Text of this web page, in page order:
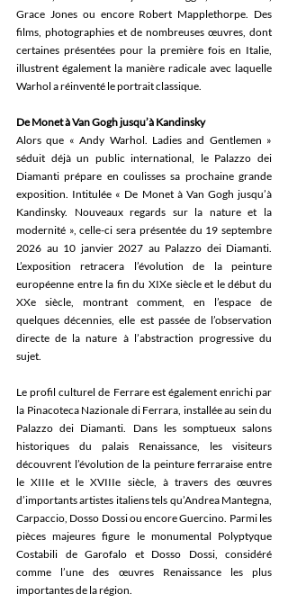
Grace Jones ou encore Robert Mapplethorpe. Des
films, photographies et de nombreuses œuvres, dont
certaines présentées pour la première fois en Italie,
illustrent également la manière radicale avec laquelle
Warhol a réinventé le portrait classique.
De Monet à Van Gogh jusqu’à Kandinsky
Alors que « Andy Warhol. Ladies and Gentlemen »
séduit déjà un public international, le Palazzo dei
Diamanti prépare en coulisses sa prochaine grande
exposition. Intitulée « De Monet à Van Gogh jusqu’à
Kandinsky. Nouveaux regards sur la nature et la
modernité », celle-ci sera présentée du 19 septembre
2026 au 10 janvier 2027 au Palazzo dei Diamanti.
L’exposition retracera l’évolution de la peinture
européenne entre la fin du XIXe siècle et le début du
XXe siècle, montrant comment, en l’espace de
quelques décennies, elle est passée de l’observation
directe de la nature à l’abstraction progressive du
sujet.
Le profil culturel de Ferrare est également enrichi par
la Pinacoteca Nazionale di Ferrara, installée au sein du
Palazzo dei Diamanti. Dans les somptueux salons
historiques du palais Renaissance, les visiteurs
découvrent l’évolution de la peinture ferraraise entre
le XIIIe et le XVIIIe siècle, à travers des œuvres
d’importants artistes italiens tels qu’Andrea Mantegna,
Carpaccio, Dosso Dossi ou encore Guercino. Parmi les
pièces majeures figure le monumental Polyptyque
Costabili de Garofalo et Dosso Dossi, considéré
comme l’une des œuvres Renaissance les plus
importantes de la région.